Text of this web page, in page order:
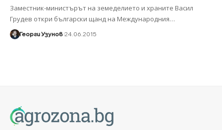
Заместник-министърът на земеделието и храните Васил
Грудев откри български щанд на Международния…
Георги Узунов 24.06.2015